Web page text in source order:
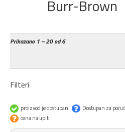
Burr-Brown
Prikazano1 – 20 od 6
Filteri
proizvod je dostupan Dostupan za
cena na upit